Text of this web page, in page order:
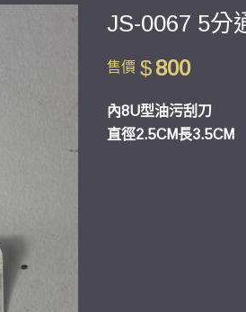
JS-0067 5分
售價 $800
內8U型油污刮刀
直徑2.5CM長3.5CM